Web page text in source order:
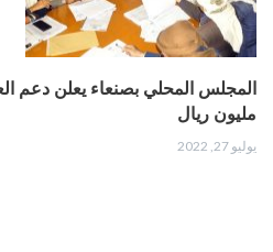
مليون ريال
يوليو 27, 2022